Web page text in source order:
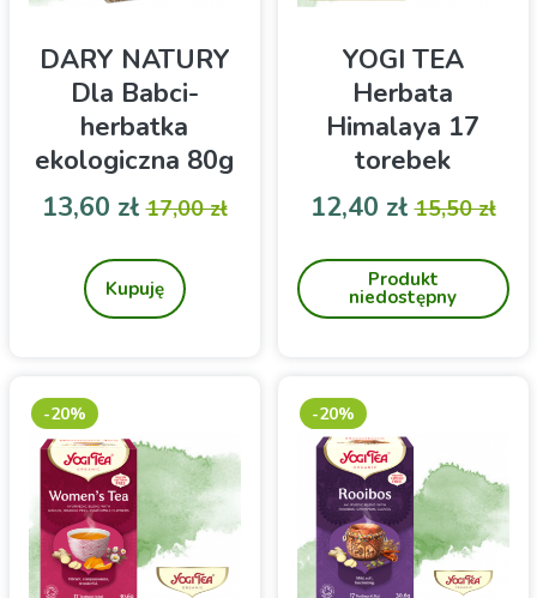
DARY NATURY
Dla Babci-
herbatka
ekologiczna 80g
pracę serca. Produkt z
certyfikatem
ekologicznym.
Cena
13,60 złCena podstawowa
17,00 zł
Kupuję
YOGI TEA
Herbata
Himalaya 17
torebek
Himalaya z dodatkiem
anyżu, kopru włoskiego,
cynamonu i imbiru w
Cena
12,40 złCena
15,50 zł
Produkt
niedostępny
-20% -20%